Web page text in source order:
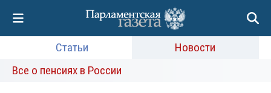
Статьи
Новости
Все о пенсиях в России